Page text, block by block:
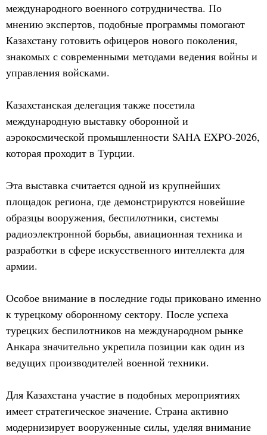
международного военного сотрудничества. По
мнению экспертов, подобные программы помогают
Казахстану готовить офицеров нового поколения,
знакомых с современными методами ведения войны и
управления войсками.
Казахстанская делегация также посетила
международную выставку оборонной и
аэрокосмической промышленности SAHA EXPO-2026,
которая проходит в Турции.
Эта выставка считается одной из крупнейших
площадок региона, где демонстрируются новейшие
образцы вооружения, беспилотники, системы
радиоэлектронной борьбы, авиационная техника и
разработки в сфере искусственного интеллекта для
армии.
Особое внимание в последние годы приковано именно
к турецкому оборонному сектору. После успеха
турецких беспилотников на международном рынке
Анкара значительно укрепила позиции как один из
ведущих производителей военной техники.
Для Казахстана участие в подобных мероприятиях
имеет стратегическое значение. Страна активно
модернизирует вооруженные силы, уделяя внимание